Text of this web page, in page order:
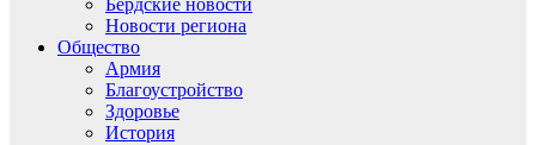
Бердские новости
Новости региона
Общество
Армия
Благоустройство
Здоровье
История